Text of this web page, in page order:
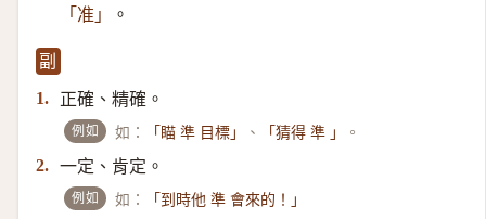
「准」 。
副
1.
正確、精確。
例如 如： 「瞄 準 目標」 、 「猜得 準 」 。
2. 一定、肯定。
例如 如： 「到時他 準 會來的！」